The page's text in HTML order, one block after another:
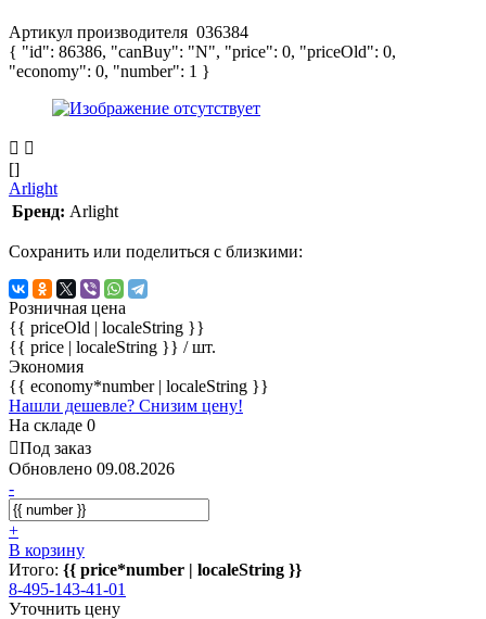
Артикул производителя 036384
{ "id": 86386, "canBuy": "N", "price": 0, "priceOld": 0,
"economy": 0, "number": 1 }
[]
Arlight
Бренд: Arlight
Сохранить или поделиться с близкими:
Розничная цена
{{ priceOld | localeString }}
{{ price | localeString }} / шт.
Экономия
{{ economy*number | localeString }}
Нашли дешевле? Снизим цену!
На складе 0
Под заказ
Обновлено 09.08.2026
-
+
В корзину
Итого: {{ price*number | localeString }}
8-495-143-41-01
Уточнить цену